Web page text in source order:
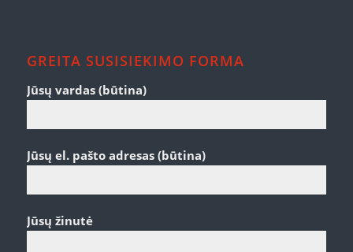
GREITA SUSISIEKIMO FORMA
Jūsų vardas (būtina)
Jūsų el. pašto adresas (būtina)
Jūsų žinutė